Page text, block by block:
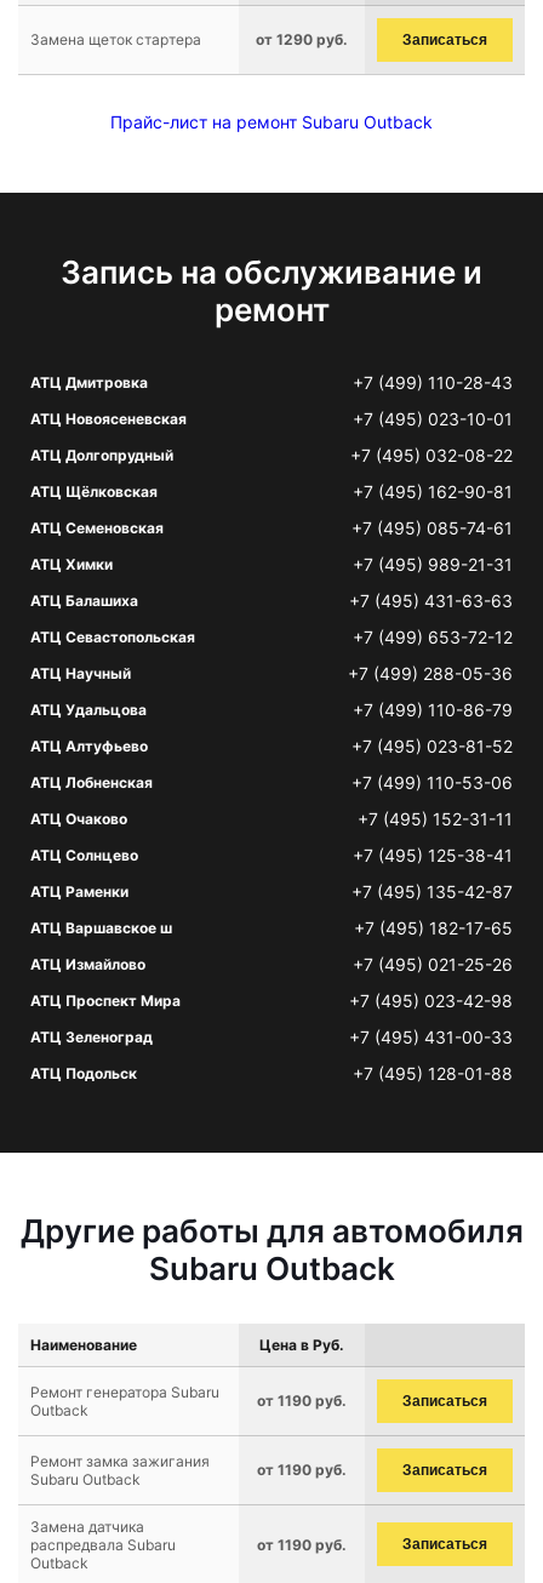
Замена щеток стартера от 1290 руб. Записаться
Прайс-лист на ремонт Subaru Outback
Запись на обслуживание и
ремонт
АТЦ Дмитровка +7 (499) 110-28-43
АТЦ Новоясеневская +7 (495) 023-10-01
АТЦ Долгопрудный +7 (495) 032-08-22
АТЦ Щёлковская +7 (495) 162-90-81
АТЦ Семеновская +7 (495) 085-74-61
АТЦ Химки +7 (495) 989-21-31
АТЦ Балашиха +7 (495) 431-63-63
АТЦ Севастопольская +7 (499) 653-72-12
АТЦ Научный +7 (499) 288-05-36
АТЦ Удальцова +7 (499) 110-86-79
АТЦ Алтуфьево +7 (495) 023-81-52
АТЦ Лобненская +7 (499) 110-53-06
АТЦ Очаково +7 (495) 152-31-11
АТЦ Солнцево +7 (495) 125-38-41
АТЦ Раменки +7 (495) 135-42-87
АТЦ Варшавское ш +7 (495) 182-17-65
АТЦ Измайлово +7 (495) 021-25-26
АТЦ Проспект Мира +7 (495) 023-42-98
АТЦ Зеленоград +7 (495) 431-00-33
АТЦ Подольск +7 (495) 128-01-88
Другие работы для автомобиля
Subaru Outback
Наименование Цена в Руб.
Ремонт генератора Subaru
Outback
от 1190 руб. Записаться
Ремонт замка зажигания
Subaru Outback
от 1190 руб. Записаться
Замена датчика
распредвала Subaru
Outback
от 1190 руб. Записаться